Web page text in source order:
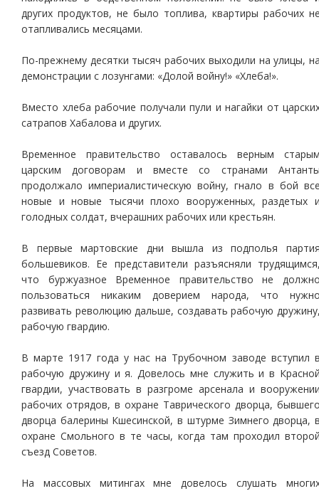
других продуктов, не было топлива, квартиры рабочих
отапливались месяцами.
По-прежнему десятки тысяч рабочих выходили на улицы,
демонстрации с лозунгами: «Долой войну!» «Хлеба!».
Вместо хлеба рабочие получали пули и нагайки от
сатрапов Хабалова и других.
Временное правительство оставалось верным
царским договорам и вместе со странами
продолжало империалистическую войну, гнало в бой
новые и новые тысячи плохо вооруженных, раздетых
голодных солдат, вчерашних рабочих или крестьян.
В первые мартовские дни вышла из подполья
большевиков. Ее представители разъясняли
что буржуазное Временное правительство не
пользоваться никаким доверием народа, что
развивать революцию дальше, создавать рабочую
рабочую гвардию.
В марте 1917 года у нас на Трубочном заводе вступил
рабочую дружину и я. Довелось мне служить и в
гвардии, участвовать в разгроме арсенала и
рабочих отрядов, в охране Таврического дворца,
дворца балерины Кшесинской, в штурме Зимнего дворца,
охране Смольного в те часы, когда там проходил
съезд Советов.
На массовых митингах мне довелось слушать